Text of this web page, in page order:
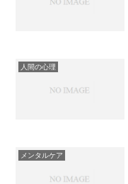
人間の心理
メンタルケア